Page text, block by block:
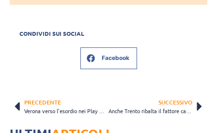
CONDIVIDI SUI SOCIAL
Facebook
PRECEDENTE SUCCESSIVO